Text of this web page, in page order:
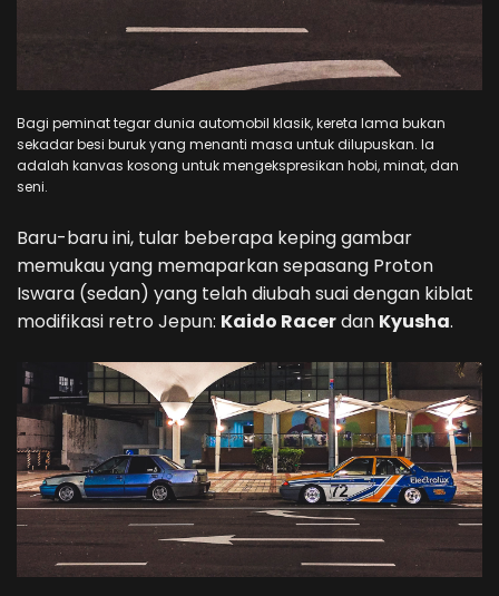
Bagi peminat tegar dunia automobil klasik, kereta lama bukan
sekadar besi buruk yang menanti masa untuk dilupuskan. Ia
adalah kanvas kosong untuk mengekspresikan hobi, minat, dan
seni.
Baru-baru ini, tular beberapa keping gambar
memukau yang memaparkan sepasang Proton
Iswara (sedan) yang telah diubah suai dengan kiblat
modifikasi retro Jepun: Kaido Racerdan Kyusha.